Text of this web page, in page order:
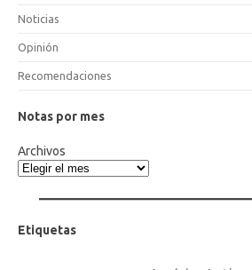
Noticias
Opinión
Recomendaciones
Notas por mes
Archivos
Etiquetas